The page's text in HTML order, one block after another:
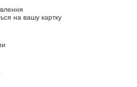
на вашу картку